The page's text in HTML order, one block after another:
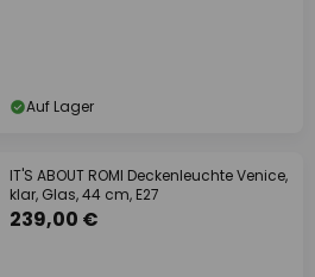
Auf Lager
IT'S ABOUT ROMI Deckenleuchte Venice,
klar, Glas, 44 cm, E27
239,00 €